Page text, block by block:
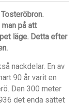
på att
läge. Detta efter
nackdelar. En av
90 år varit en
Den 300 meter
det enda sättet